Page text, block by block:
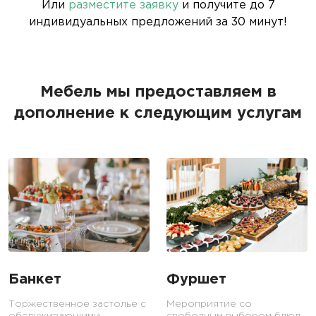
Или разместите заявкуи получите до 7
индивидуальных предложений за 30 минут!
Мебель мы предоставляем в
дополнение к следующим услугам
Банкет
Торжественное застолье с
Фуршет
Мероприятие со